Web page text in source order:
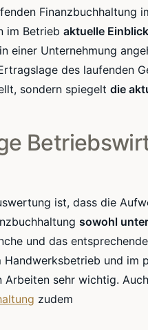
Finanzbuchhaltung
im Betrieb aktuelle
einer Unternehmung
des laufenden
sondern spiegelt die
ist, dass die
sowohl
und das
Handwerksbetrieb und im
sehr wichtig.
zudem